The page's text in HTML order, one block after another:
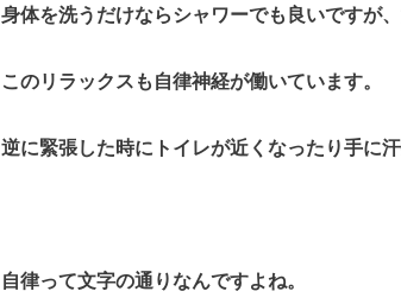
身体を洗うだけならシャワーでも良いですが
このリラックスも自律神経が働いています。
逆に緊張した時にトイレが近くなったり手に
自律って文字の通りなんですよね。